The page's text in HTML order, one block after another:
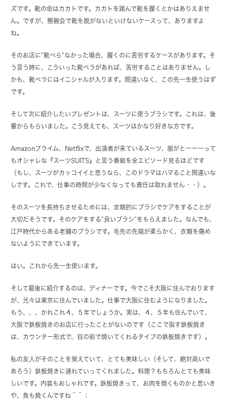
ズです。靴の命はカカトです。カカトを踏んで靴を履くとかはありえませ
ん。ですが、懇親会で靴を脱がないといけないケースって、ありますよ
ね。
そのお店に”靴べら”なかった場合、履くのに苦労するケースがあります。そ
う言う時に、こういった靴ベラがあれば、苦労することはありません。し
かも、靴ベラにはイニシャルが入ります。間違いなく、この先一生使うはず
です。
そして次に紹介したいプレゼントは、スーツに使うブラシです。これは、後
輩からもらいました。こう見えても、スーツはかなり好きな方です。
Amazonプライム、Netflixで、出演者が来ているスーツ、服がとーーーって
もオシャレな『スーツSUITS』と言う番組を全エピソード見るほどです
（もし、スーツがカッコイイと思うなら、このドラマはハマること間違いな
しです。これで、仕事の時間が少なくなっても責任は取れません・・）。
そのスーツを長持ちさせるためには、定期的にブラシでケアをすることが
大切だそうです。そのケアをする”良いブラシ”をもらえました。なんでも、
江戸時代からある老舗のブラシです。毛先の先端が柔らかく、衣類を傷め
ないようにできています。
はい。これから先一生使います。
そして最後に紹介するのは、ディナーです。今でこそ大阪に住んでおります
が、元々は東京に住んでいました。仕事で大阪に住むようになりました。
もう、、、かれこれ４、５年でしょうか。実は、４、５年も住んでいて、
大阪で鉄板焼きのお店に行ったことがないのです（ここで指す鉄板焼き
は、カウンター形式で、目の前で焼いてくれるタイプの鉄板焼きです）。
私の友人がそのことを覚えていて、とても美味しい（そして、絶対高いで
あろう）鉄板焼きに連れていってくれました。料理？もちろんとても美味
しいです。内装もおしゃれです。鉄板焼きって、お肉を焼くものかと思いき
や、魚も焼くんですね＾＾；